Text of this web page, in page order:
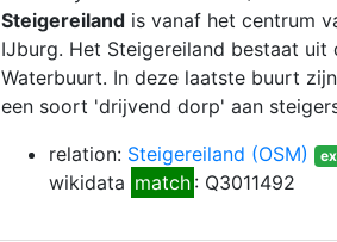
Steigereiland is vanaf het centrum
IJburg. Het Steigereiland bestaat
Waterbuurt. In deze laatste buurt
een soort 'drijvend dorp' aan
relation: Steigereiland (OSM)
wikidata match : Q3011492